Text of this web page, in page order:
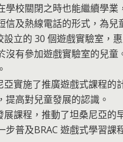
校關閉之時也能繼續學
及熱線電話的形式，為兒
立的 30 個遊戲實驗室，
有參加遊戲實驗室的兒
實施了推廣遊戲式課程的
高對兒童發展的認識。
展課程，推動了坦桑尼亞
普及BRAC 遊戲式學習課